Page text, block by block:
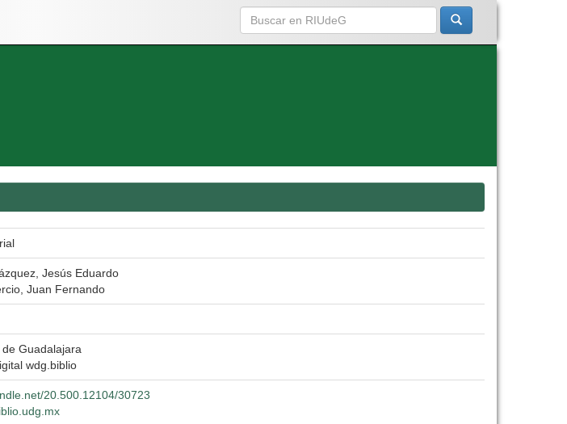
Jesús Eduardo
Juan Fernando
Guadalajara
wdg.biblio
20.500.12104/30723